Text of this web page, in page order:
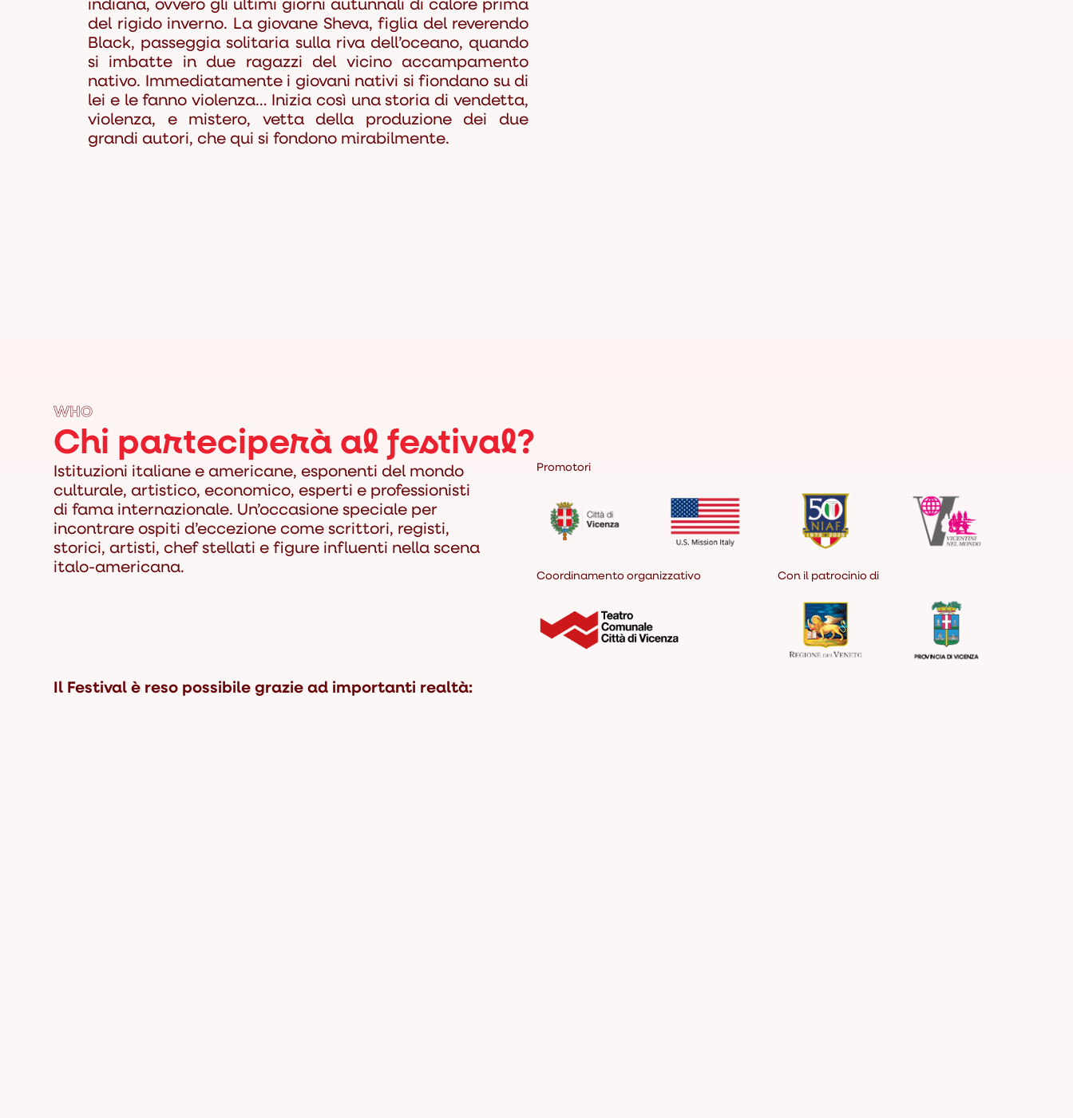
del rigido inverno. La giovane Sheva, figlia del reverendo
Black, passeggia solitaria sulla riva dell’oceano, quando
si imbatte in due ragazzi del vicino accampamento
nativo. Immediatamente i giovani nativi si fiondano su di
lei e le fanno violenza… Inizia così una storia di vendetta,
violenza, e mistero, vetta della produzione dei due
grandi autori, che qui si fondono mirabilmente.
WHO
Chi parteciperà al festival?
Istituzioni italiane e americane, esponenti del mondo
culturale, artistico, economico, esperti e professionisti
di fama internazionale. Un’occasione speciale per
incontrare ospiti d’eccezione come scrittori, registi,
storici, artisti, chef stellati e figure influenti nella scena
italo-americana.
Promotori
Coordinamento organizzativo Con il patrocinio di
Il Festival è reso possibile grazie ad importanti realtà: